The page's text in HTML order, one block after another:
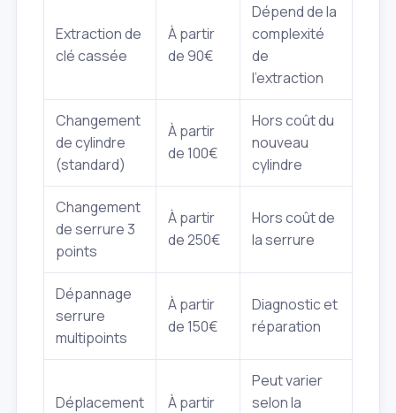
Extraction de
clé cassée
À partir
de 90€
Dépend de la
complexité
de
l'extraction
Changement
de cylindre
(standard)
À partir
de 100€
Hors coût du
nouveau
cylindre
Changement
de serrure 3
points
À partir
de 250€
Hors coût de
la serrure
Dépannage
serrure
multipoints
À partir
de 150€
Diagnostic et
réparation
Déplacement
À partir
Peut varier
selon la